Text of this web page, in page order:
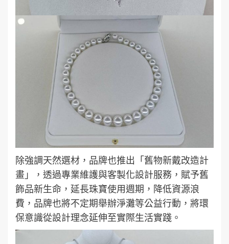
除強調天然選材，品牌也推出「舊物新戴改造計
畫」，透過專業維護與客製化設計服務，賦予舊
飾品新生命，延長珠寶使用週期，降低資源浪
費，品牌也將不定期舉辦淨灘等公益行動，將環
保意識從設計理念延伸至實際生活實踐。